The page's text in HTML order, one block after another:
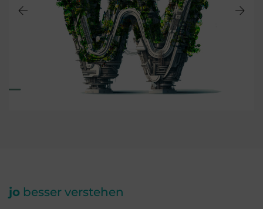
jo besser verstehen